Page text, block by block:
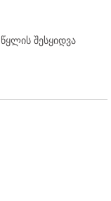
შესყიდვა